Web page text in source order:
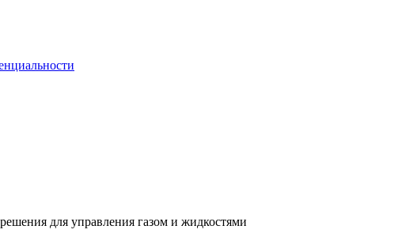
для управления газом и жидкостями